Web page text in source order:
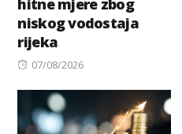
hitne mjere zbog
niskog vodostaja
rijeka
Posted
07/08/2026